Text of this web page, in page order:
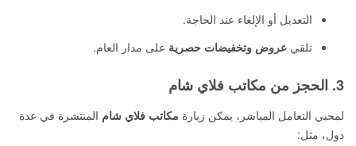
التعديل أو الإلغاء عند الحاجة.
تلقي عروض وتخفيضات حصرية على مدار العام.
3. الحجز من مكاتب فلاي شام
لمحبي التعامل المباشر، يمكن زيارة مكاتب فلاي شام المنتشرة في عدة
دول، مثل: